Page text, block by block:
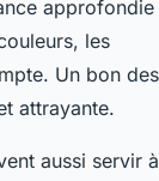
les
Un bon
attrayante.
aussi servir à